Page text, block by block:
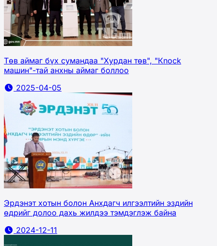
Төв аймаг бүх сумандаа "Хурдан төв", "Кnock
машин"-тай анхны аймаг боллоо
2025-04-05
Эрдэнэт хотын болон Анхдагч илгээлтийн эздийн
өдрийг долоо дахь жилдээ тэмдэглэж байна
2024-12-11